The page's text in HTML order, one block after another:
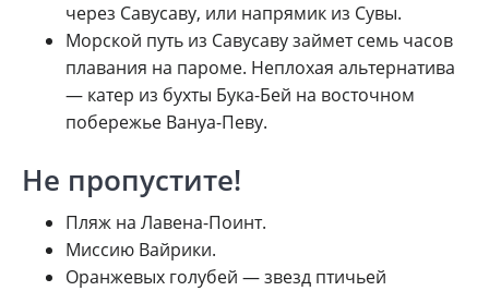
через Савусаву, или напрямик из Сувы.
Морской путь из Савусаву займет семь часов
плавания на пароме. Неплохая альтернатива
— катер из бухты Бука-Бей на восточном
побережье Вануа-Певу.
Не пропустите!
Пляж на Лавена-Поинт.
Миссию Вайрики.
Оранжевых голубей — звезд птичьей